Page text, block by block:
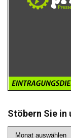
Stöbern Sie in